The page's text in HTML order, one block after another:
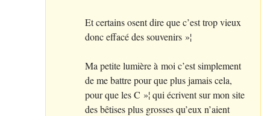
Et certains osent dire que c’est trop vieux
donc effacé des souvenirs »¦
Ma petite lumière à moi c’est simplement
de me battre pour que plus jamais cela,
pour que les C »¦ qui écrivent sur mon site
des bêtises plus grosses qu’eux n’aient